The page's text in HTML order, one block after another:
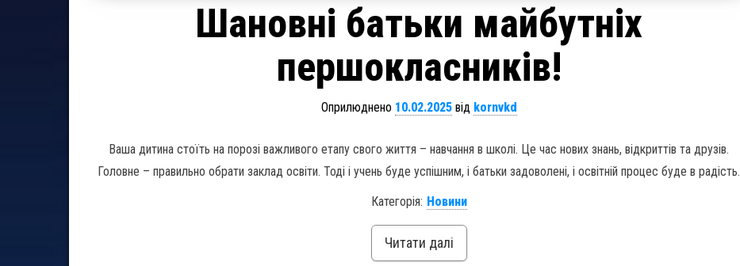
Шановні батьки майбутніх
першокласників!
Оприлюднено 10.02.2025 від kornvkd
Ваша дитина стоїть на порозі важливого етапу свого життя – навчання в школі. Це час нових знань, відкриттів та друзів.
Головне – правильно обрати заклад освіти. Тоді і учень буде успішним, і батьки задоволені, і освітній процес буде в радість.
Категорія: Новини
Читати далі